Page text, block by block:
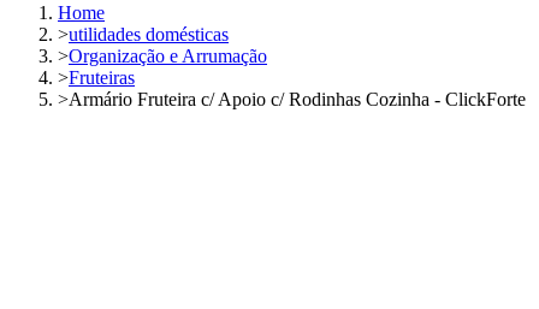
Home
>utilidades domésticas
>Organização e Arrumação
>Fruteiras
>Armário Fruteira c/ Apoio c/ Rodinhas Cozinha - ClickForte